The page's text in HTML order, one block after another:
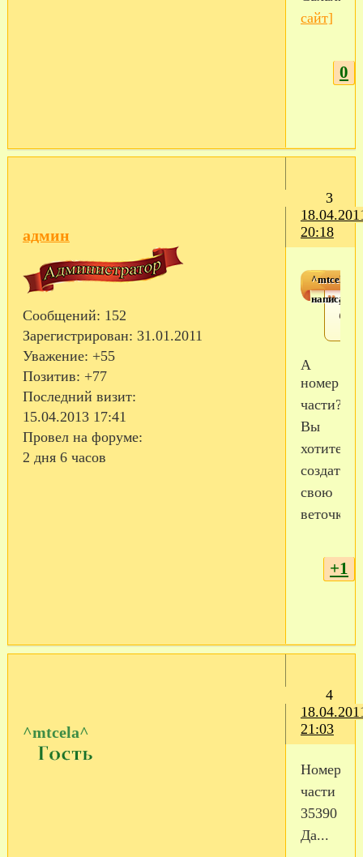
сайт]
0
3
20:18
админ
Сообщений: 152
Зарегистрирован: 31.01.2011
Уважение: +55
Позитив: +77
Последний визит:
15.04.2013 17:41
Провел на форуме:
2 дня 6 часов
^mtcela^
А
номер
части?
Вы
хотите
создать
свою
веточку?
+1
4
21:03
^mtcela^
Номер
части
35390
Да...